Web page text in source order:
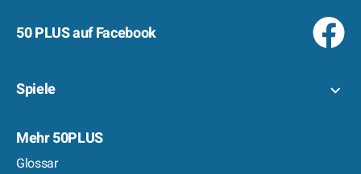
50 PLUS auf Facebook
Spiele
Mehr 50PLUS
Glossar